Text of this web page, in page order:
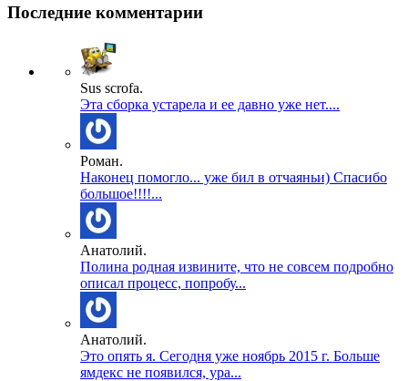
Последние комментарии
Sus scrofa.
Эта сборка устарела и ее давно уже нет....
Роман.
Наконец помогло... уже бил в отчаяньи) Спасибо
большое!!!!...
Анатолий.
Полина родная извините, что не совсем подробно
описал процесс, попробу...
Анатолий.
Это опять я. Сегодня уже ноябрь 2015 г. Больше
ямдекс не появился, ура...